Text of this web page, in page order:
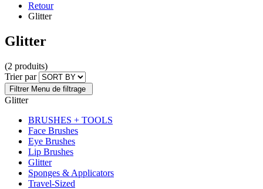
Retour
Glitter
Glitter
(2 produits)
Trier par
Filtrer Menu de filtrage
Glitter
BRUSHES + TOOLS
Face Brushes
Eye Brushes
Lip Brushes
Glitter
Sponges & Applicators
Travel-Sized